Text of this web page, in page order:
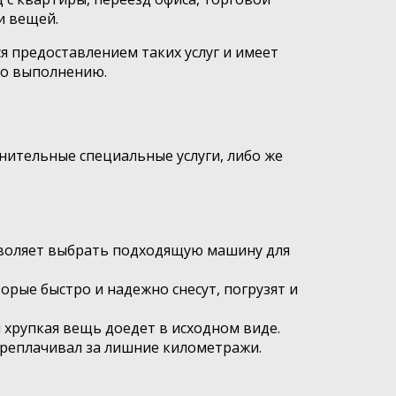
вещей.
таких услуг и имеет
выполнению.
специальные услуги, либо же
выбрать подходящую машину для
быстро и надежно снесут, погрузят и
вещь доедет в исходном виде.
за лишние километражи.